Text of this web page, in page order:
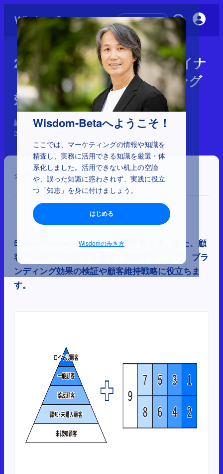
Wisdom-Betaへようこそ！
ここでは、マーケティングの情報や知識を
精査し、実務に活用できる知識を厳選・体
系化しました。活用できない机上の空論
や、誤った知識に惑わされず、実践に役立
つ「知恵」を身に付けましょう。
はじめる
Wisdomの歩き方
初めての方へ
2-3-44：9segsカスタマーダイナ
ミクスでわかるブランディング
効果
経営とマーケティングの理解
2025年9月25日
シェア
5segsや9segsはBtoBにも応用可能です。また、顧
客の心理や行動変化を数値で測定することで、ブラ
ンディング効果の検証や顧客維持戦略に役立ちま
す。